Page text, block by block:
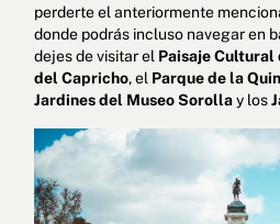
perderte el anteriormente
donde podrás incluso navegar en
dejes de visitar el Paisaje Cultural
del Capricho, el Parque de la
Jardines del Museo Sorollay los